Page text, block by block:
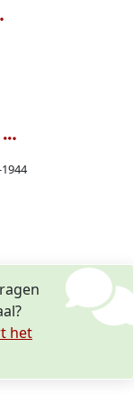
het